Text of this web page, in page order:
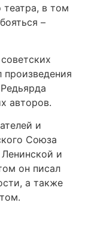
театра, в том
–
произведения
авторов.
и
Союза
и
он писал
а также